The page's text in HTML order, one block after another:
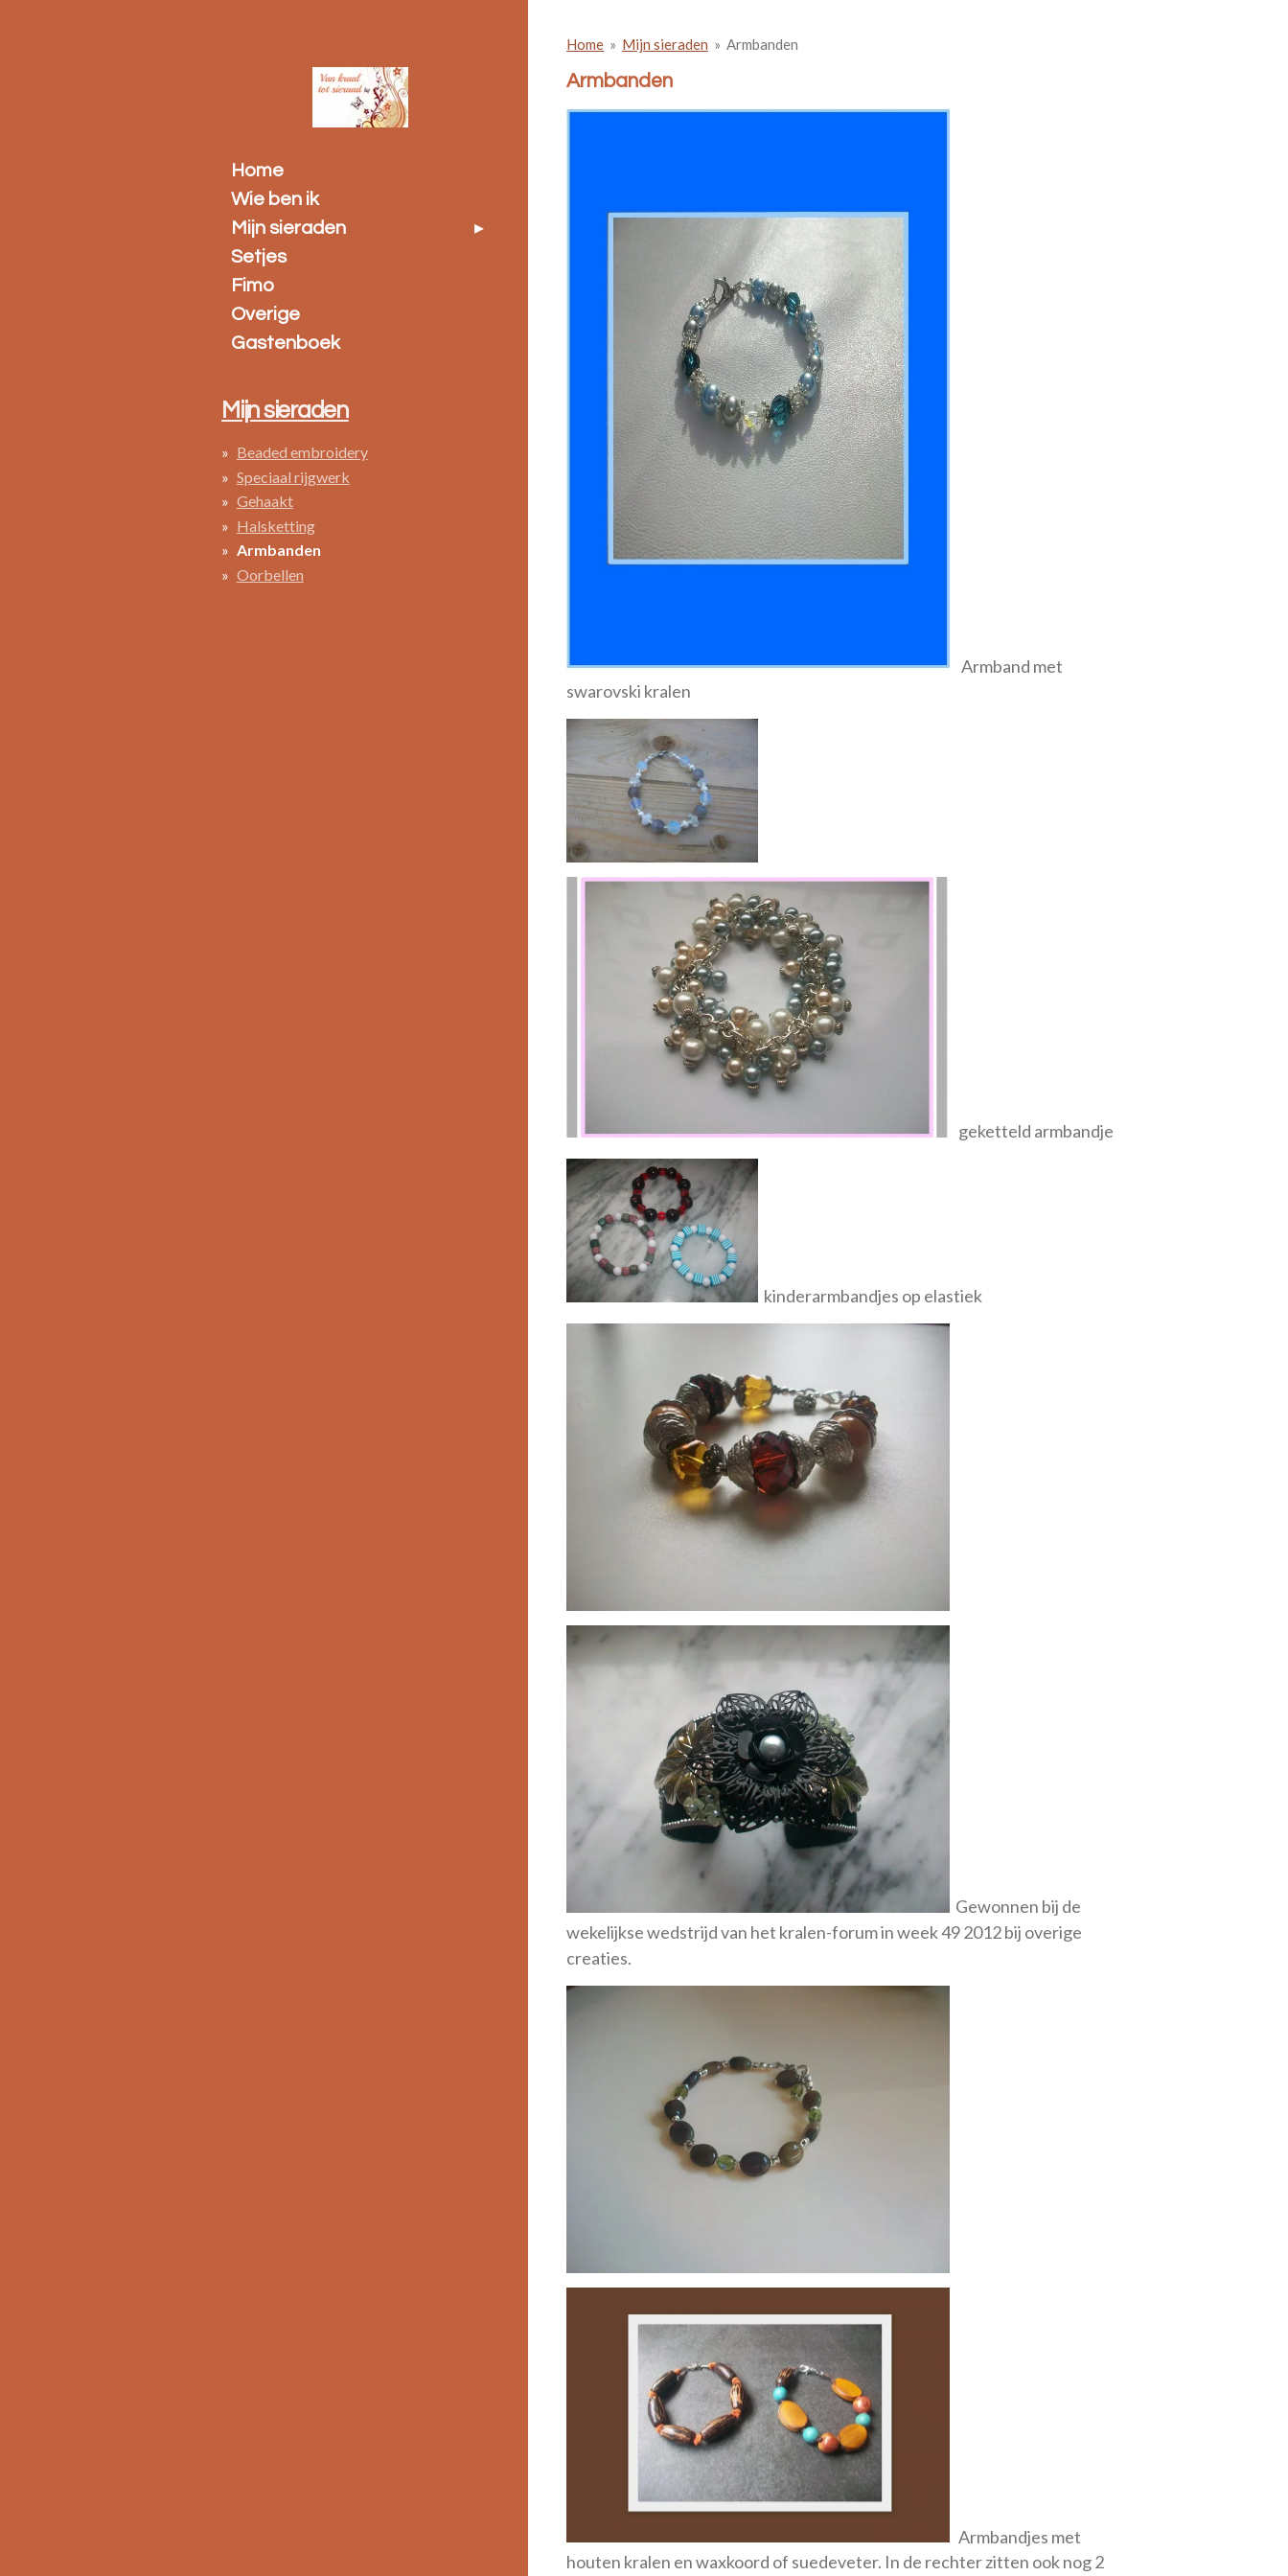
Home » Mijn sieraden » Armbanden
Armbanden
Armband met
swarovski kralen
geketteld armbandje
kinderarmbandjes op elastiek
Gewonnen bij de
wekelijkse wedstrijd van het kralen-forum in week 49 2012 bij overige
creaties.
Armbandjes met
houten kralen en waxkoord of suedeveter. In de rechter zitten ook nog 2
Home
Wie ben ik
Mijn sieraden
Setjes
Fimo
Overige
Gastenboek
Mijn sieraden
Beaded embroidery
Speciaal rijgwerk
Gehaakt
Halsketting
Armbanden
Oorbellen